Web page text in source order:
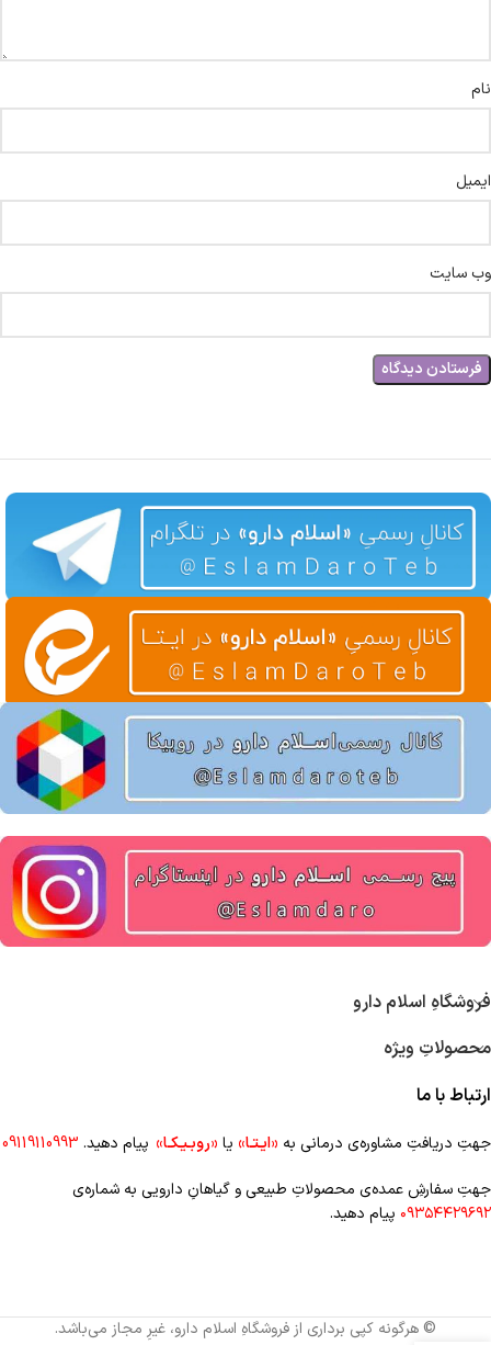
نام
ایمیل
وب‌ سایت
فروشگاهِ اسلام دارو
محصولاتِ ویژه
ارتباط با ما
جهتِ دریافتِ مشاوره‌ی درمانی به «ایـتـا» یا «روبـیـکـا» پیام دهید. 09119110993
جهتِ سفارشِ عمده‌‌ی محصولاتِ طبیعی و گیاهانِ دارویی به شماره‌ی
۰۹۳۵۴۴۲۹۶۹۲ پیام دهید.
© هرگونه کپی برداری از فروشگاهِ اسلام دارو، غیرِ مجاز می‌باشد.